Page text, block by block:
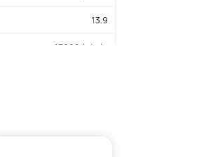
13.9
13000 tr/min